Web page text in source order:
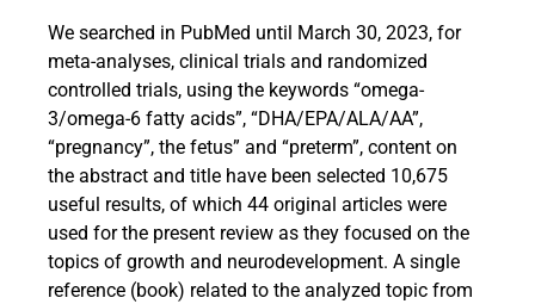
We searched in PubMed until March 30, 2023, for
meta-analyses, clinical trials and randomized
controlled trials, using the keywords “omega-
3/omega-6 fatty acids”, “DHA/EPA/ALA/AA”,
“pregnancy”, the fetus” and “preterm”, content on
the abstract and title have been selected 10,675
useful results, of which 44 original articles were
used for the present review as they focused on the
topics of growth and neurodevelopment. A single
reference (book) related to the analyzed topic from